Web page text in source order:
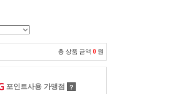
총 상품 금액 0 원
포인트사용 가맹점 ?